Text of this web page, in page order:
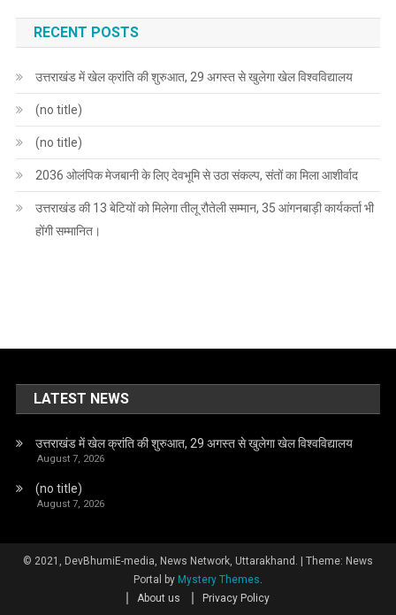
RECENT POSTS
उत्तराखंड में खेल क्रांति की शुरुआत, 29 अगस्त से खुलेगा खेल विश्वविद्यालय
(no title)
(no title)
2036 ओलंपिक मेजबानी के लिए देवभूमि से उठा संकल्प, संतों का मिला आशीर्वाद
उत्तराखंड की 13 बेटियों को मिलेगा तीलू रौतेली सम्मान, 35 आंगनबाड़ी कार्यकर्ता भी
होंगी सम्मानित।
LATEST NEWS
उत्तराखंड में खेल क्रांति की शुरुआत, 29 अगस्त से खुलेगा खेल विश्वविद्यालय
August 7, 2026
(no title)
August 7, 2026
© 2021, DevBhumiE-media, News Network, Uttarakhand.
Theme: News
Portal by Mystery Themes.
About us
Privacy Policy